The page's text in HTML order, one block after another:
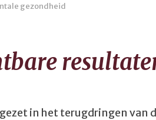
gezondheid
in het terugdringen